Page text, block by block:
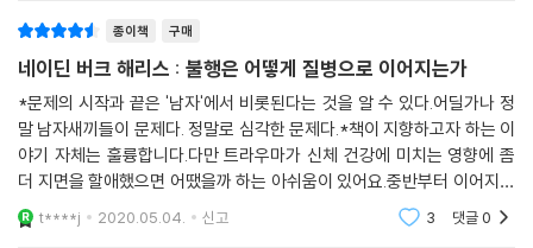
있었다. 두 사람 모두 디에고의 스트레스를 완화해줄 능력이 없었던 셈이
이 장기간 활성화될 때 일어나는 것으로 알려진 바와 완전히 일치했다.
--- p.119
아이들은 반복적인 스트레스 반응에 특히 민감하다. 고강도의 역경은 뇌의
구조와 기능만이 아니라 아직 발달 중인 면역계와 호르몬계에도 영향을 미
치며, 심지어 DNA를 읽고 전사 방식에도 영향을 준다. 일단 스트레스 반응
1만 7421명을 대상으로 한 대규모 역학 연구가 밝혀낸 아동기 트라우마
의 놀라운 진실
해리스가 진료실에서 만난 수많은 아이 가운데 의사로서 그의 인생을 완전
히 바꿔놓은 아이가 있다. 멕시코 이민자 출신 가정의 아이 디에고는 학교
에서 여러 문제 행동을 일으켜 ADHD가 의심된다며 진료실을 찾아왔다.
충동을 잘 조절하지 못하는 것도 문제였지만 디에고는 만성 천식과 습진에
시달리고 있었다. 하지만 해리스가 발견한 가장 큰 문제는 디에고의 키였
종이책 구매
네이딘 버크 해리스 : 불행은 어떻게 질병으로 이어지는가
*문제의 시작과 끝은 '남자'에서 비롯된다는 것을 알 수 있다.어딜가나 정
말 남자새끼들이 문제다. 정말로 심각한 문제다.*책이 지향하고자 하는 이
야기 자체는 훌륭합니다.다만 트라우마가 신체 건강에 미치는 영향에 좀
더 지면을 할애했으면 어땠을까 하는 아쉬움이 있어요.중반부터 이어지는
ACE지수와 센터설립 과정에 대한 소개가 너무 장황하지 않았나 싶어요.5
점을 주고 싶었는데
t****j 2020.05.04. 신고 3 댓글0